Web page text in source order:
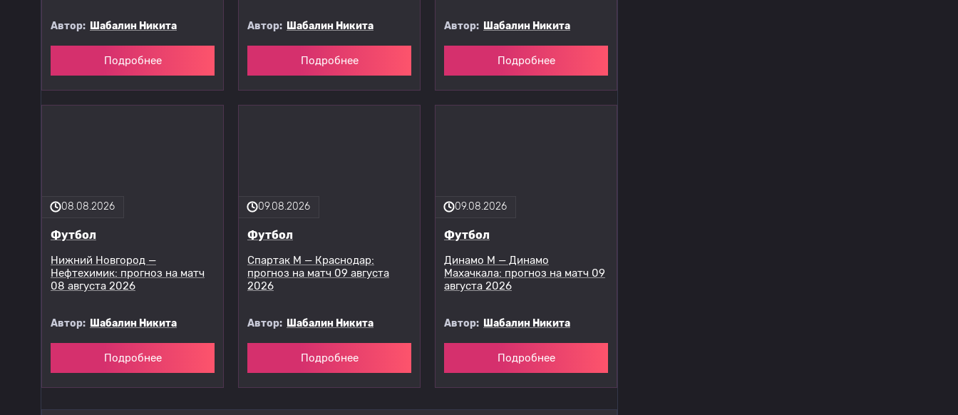
Автор: Шабалин Никита
Подробнее
Автор: Шабалин Никита
Подробнее
Автор: Шабалин Никита
Подробнее
08.08.2026
Футбол
Нижний Новгород —
Нефтехимик: прогноз на матч
08 августа 2026
Автор: Шабалин Никита
Подробнее
09.08.2026
Футбол
Спартак М — Краснодар:
прогноз на матч 09 августа
2026
Автор: Шабалин Никита
Подробнее
09.08.2026
Футбол
Динамо М — Динамо
Махачкала: прогноз на матч 09
августа 2026
Автор: Шабалин Никита
Подробнее